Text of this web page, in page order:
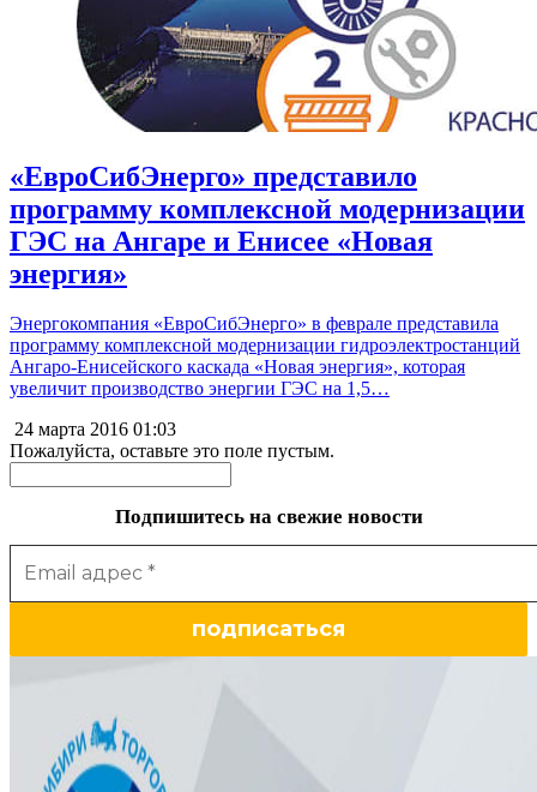
«ЕвроСибЭнерго» представило
программу комплексной модернизации
ГЭС на Ангаре и Енисее «Новая
энергия»
Энергокомпания «ЕвроСибЭнерго» в феврале представила
программу комплексной модернизации гидроэлектростанций
Ангаро-Енисейского каскада «Новая энергия», которая
увеличит производство энергии ГЭС на 1,5…
24 марта 2016 01:03
Пожалуйста, оставьте это поле пустым.
Подпишитесь на свежие новости